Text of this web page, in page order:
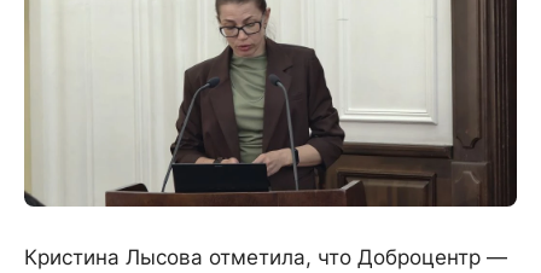
Кристина Лысова отметила, что Доброцентр —